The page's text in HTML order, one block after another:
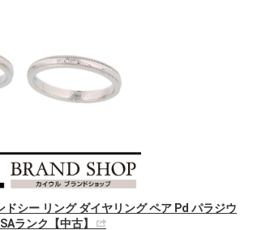
シー リング ダイヤリング ペア Pd パラジウ
ランク【中古】